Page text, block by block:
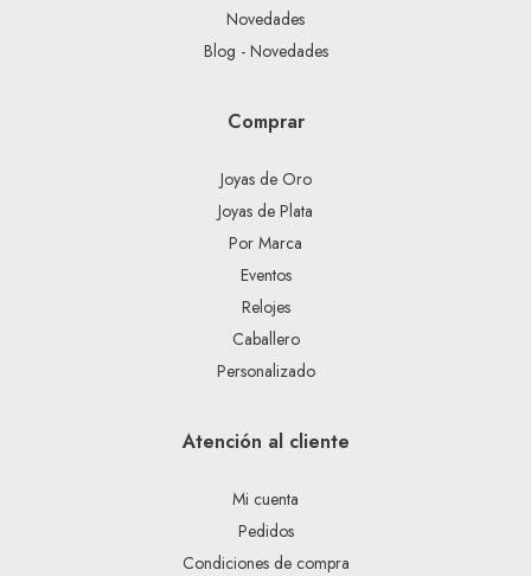
Novedades
Blog - Novedades
Comprar
Joyas de Oro
Joyas de Plata
Por Marca
Eventos
Relojes
Caballero
Personalizado
Atención al cliente
Mi cuenta
Pedidos
Condiciones de compra